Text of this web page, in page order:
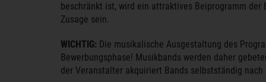
beschränkt ist, wird ein attraktives Beiprogramm der
Zusage sein.
WICHTIG: Die musikalische Ausgestaltung des
Bewerbungsphase! Musikbands werden daher
der Veranstalter akquiriert Bands selbstständig nach